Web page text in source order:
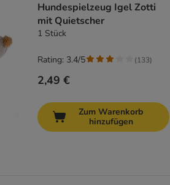
Hundespielzeug Igel Zotti
mit Quietscher
1 Stück
2,49 €
Rating: 3.4/5 (133)
Zum Warenkorb
hinzufügen